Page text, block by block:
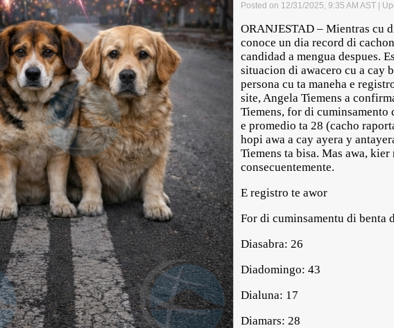
Posted on 12/31/2025, 9:35 AM AST |
ORANJESTAD – Mientras cu
conoce un dia record di
candidad a mengua despues.
situacion di awacero cu a cay
persona cu ta maneha e
site, Angela Tiemens a
Tiemens, for di
e promedio ta 28 (cacho
hopi awa a cay ayera y
Tiemens ta bisa. Mas awa,
consecuentemente.
E registro te awor
For di cuminsamentu di benta
Diasabra: 26
Diadomingo: 43
Dialuna: 17
Diamars: 28